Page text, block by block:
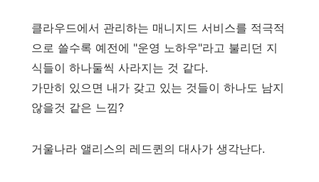
클라우드에서 관리하는 매니지드 서비스를 적극적
으로 쓸수록 예전에 "운영 노하우"라고 불리던 지
식들이 하나둘씩 사라지는 것 같다.
가만히 있으면 내가 갖고 있는 것들이 하나도 남지
않을것 같은 느낌?
거울나라 앨리스의 레드퀸의 대사가 생각난다.